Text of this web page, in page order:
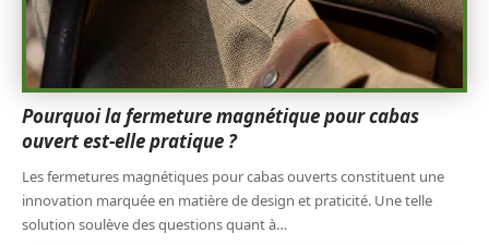
Pourquoi la fermeture magnétique pour cabas
ouvert est-elle pratique ?
Les fermetures magnétiques pour cabas ouverts constituent une
innovation marquée en matière de design et praticité. Une telle
solution soulève des questions quant à…